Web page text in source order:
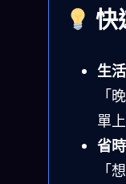
快
生
「
單上
省
「